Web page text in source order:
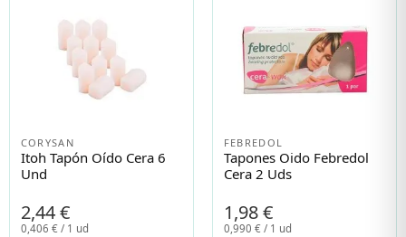
CORYSAN
Itoh Tapón Oído Cera 6
Und
2,44 €
0,406 € / 1 ud
FEBREDOL
Tapones Oido Febredol
Cera 2 Uds
1,98 €
0,990 € / 1 ud